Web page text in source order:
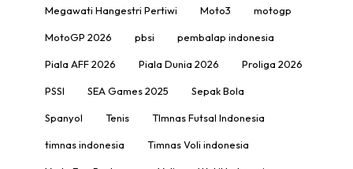
Megawati Hangestri Pertiwi Moto3 motogp
MotoGP 2026 pbsi pembalap indonesia
Piala AFF 2026 Piala Dunia 2026 Proliga 2026
PSSI SEA Games 2025 Sepak Bola
Spanyol Tenis TImnas Futsal Indonesia
timnas indonesia Timnas Voli indonesia